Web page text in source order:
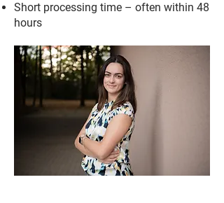
Short processing time – often within 48
hours